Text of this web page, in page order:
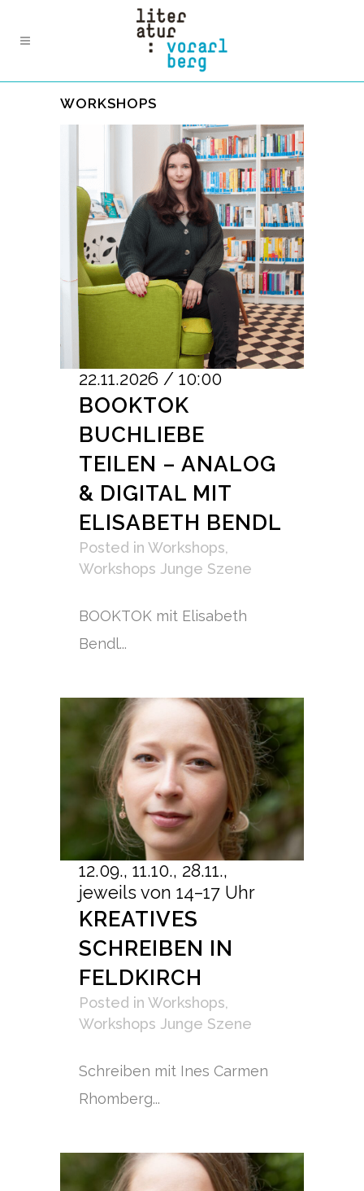
WORKSHOPS
22.11.2026 / 10:00
BOOKTOK
BUCHLIEBE
TEILEN – ANALOG
& DIGITAL MIT
ELISABETH BENDL
Posted in Workshops,
Workshops Junge Szene
BOOKTOK mit Elisabeth
Bendl...
12.09., 11.10., 28.11.,
jeweils von 14–17 Uhr
KREATIVES
SCHREIBEN IN
FELDKIRCH
Posted in Workshops,
Workshops Junge Szene
Schreiben mit Ines Carmen
Rhomberg...